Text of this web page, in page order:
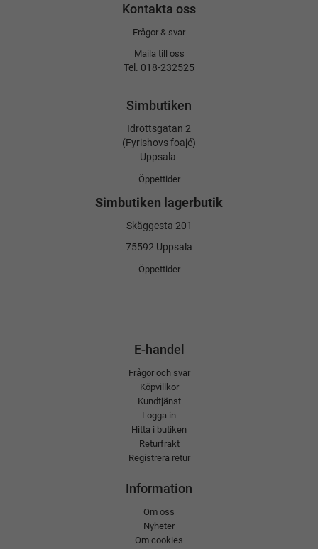
Kontakta oss
Frågor & svar
Maila till oss
Tel. 018-232525
Simbutiken
Idrottsgatan 2
(Fyrishovs foajé)
Uppsala
Öppettider
Simbutiken lagerbutik
Skäggesta 201
75592 Uppsala
Öppettider
E-handel
Frågor och svar
Köpvillkor
Kundtjänst
Logga in
Hitta i butiken
Returfrakt
Registrera retur
Information
Om oss
Nyheter
Om cookies